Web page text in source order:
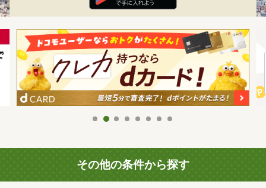
その他の条件から探す